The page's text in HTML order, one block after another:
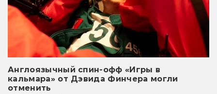
Англоязычный спин-офф «Игры в
кальмара» от Дэвида Финчера могли
отменить